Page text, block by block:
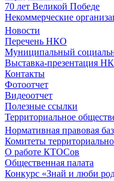
70 лет Великой Победе
Некоммерческие
Новости
Перечень НКО
Муниципальный
Выставка-презентация
Контакты
Фотоотчет
Видеоотчет
Полезные ссылки
Территориальное
Нормативная правовая
Комитеты
О работе КТОСов
Общественная палата
Конкурс «Знай и люби